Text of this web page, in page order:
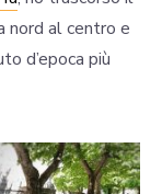
nord al centro e
d’epoca più